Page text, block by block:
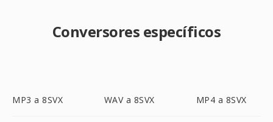
Conversores específicos
MP3 a 8SVX WAV a 8SVX MP4 a 8SVX